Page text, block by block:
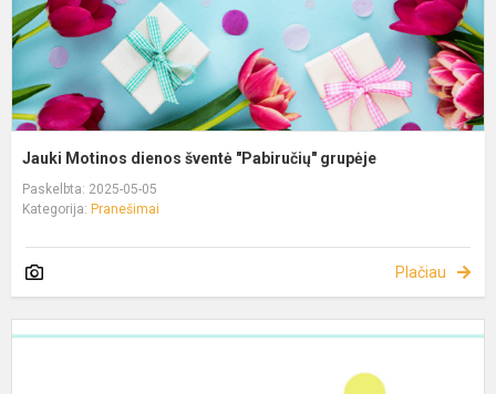
Jauki Motinos dienos šventė "Pabiručių" grupėje
Paskelbta: 2025-05-05
Kategorija: Pranešimai
Plačiau